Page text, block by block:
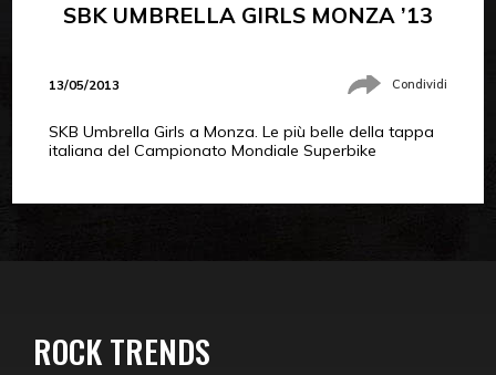
SBK UMBRELLA GIRLS MONZA ’13
13/05/2013 Condividi
SKB Umbrella Girls a Monza. Le più belle della tappa
italiana del Campionato Mondiale Superbike
ROCK TRENDS